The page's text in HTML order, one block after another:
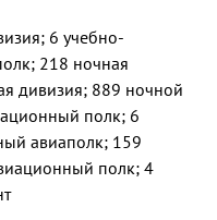
6 учебно-
218 ночная
дивизия; 889 ночной
полк; 6
авиаполк; 159
полк; 4